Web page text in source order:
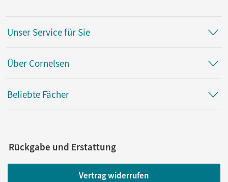
Unser Service für Sie
Über Cornelsen
Beliebte Fächer
Rückgabe und Erstattung
Vertrag widerrufen